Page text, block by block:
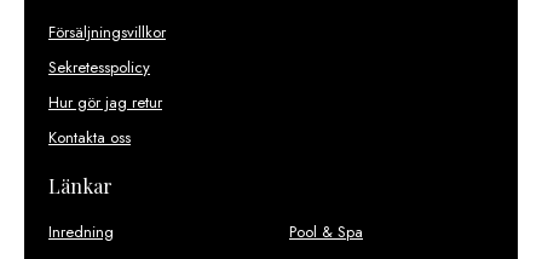
Försäljningsvillkor
Sekretesspolicy
Hur gör jag retur
Kontakta oss
Länkar
Inredning
Pool & Spa